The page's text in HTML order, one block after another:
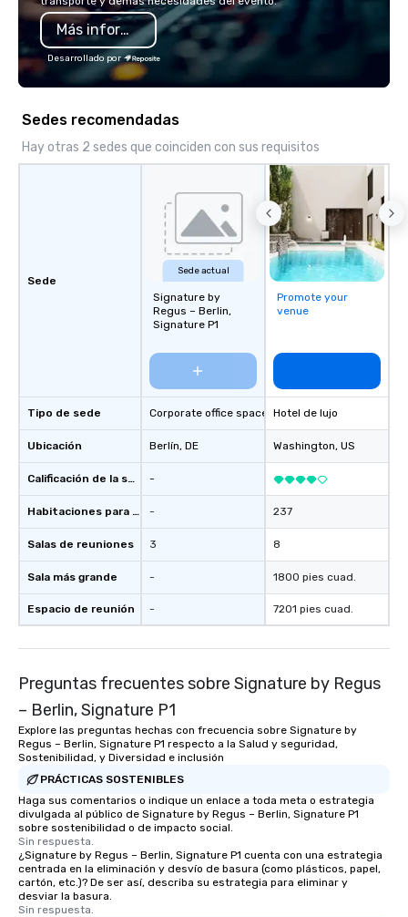
Más información
Desarrollado por
Sedes recomendadas
Hay otras 2 sedes que coinciden con sus requisitos
Sede
Tipo de sede
Ubicación
Calificación de la sede
Habitaciones para huéspedes
Salas de reuniones
Sala más grande
Espacio de reunión
Sede actual
Signature by
Regus – Berlin,
Signature P1
Corporate office space
Berlín, DE
-
-
3
-
-
Promote your
venue
Hotel de lujo
Washington, US
237
8
1800 pies cuad.
7201 pies cuad.
Preguntas frecuentes sobre Signature by Regus
– Berlin, Signature P1
Explore las preguntas hechas con frecuencia sobre Signature by
Regus – Berlin, Signature P1 respecto a la Salud y seguridad,
Sostenibilidad, y Diversidad e inclusión
PRÁCTICAS SOSTENIBLES
Haga sus comentarios o indique un enlace a toda meta o estrategia
divulgada al público de Signature by Regus – Berlin, Signature P1
sobre sostenibilidad o de impacto social.
Sin respuesta.
¿Signature by Regus – Berlin, Signature P1 cuenta con una estrategia
centrada en la eliminación y desvío de basura (como plásticos, papel,
cartón, etc.)? De ser así, describa su estrategia para eliminar y
desviar la basura.
Sin respuesta.